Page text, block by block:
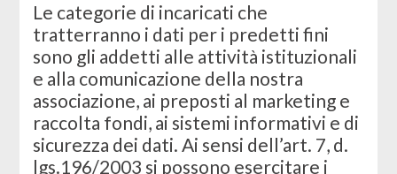
Le categorie di incaricati che
tratterranno i dati per i predetti fini
sono gli addetti alle attività istituzionali
e alla comunicazione della nostra
associazione, ai preposti al marketing e
raccolta fondi, ai sistemi informativi e di
sicurezza dei dati. Ai sensi dell’art. 7, d.
lgs.196/2003 si possono esercitare i